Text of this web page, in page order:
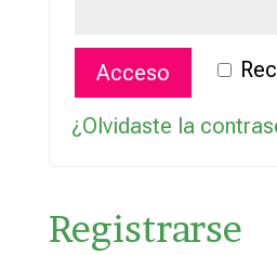
Acceso
¿Olvidaste la
Registrarse